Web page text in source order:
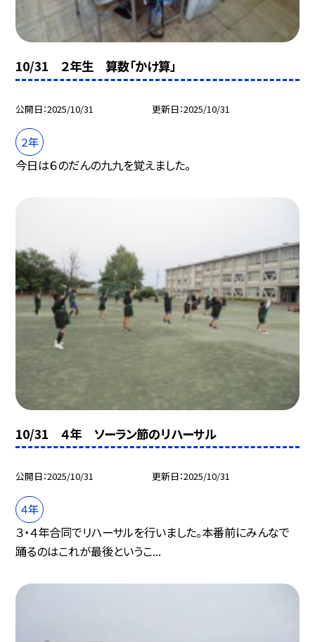
10/31 ２年生 算数「かけ算」
公開日 2025/10/31 更新日 2025/10/31
２年
今日は６のだんの九九を覚えました。
10/31 ４年 ソーラン節のリハーサル
公開日 2025/10/31 更新日 2025/10/31
４年
３・４年合同でリハーサルを行いました。本番前にみんなで
踊るのはこれが最後というこ...